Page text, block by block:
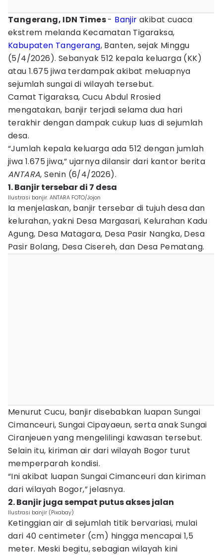
Tangerang, IDN Times- Banjir akibat cuaca
ekstrem melanda Kecamatan Tigaraksa,
Kabupaten Tangerang, Banten, sejak Minggu
(5/4/2026). Sebanyak 512 kepala keluarga (KK)
atau 1.675 jiwa terdampak akibat meluapnya
sejumlah sungai di wilayah tersebut.
Camat Tigaraksa, Cucu Abdul Rrosied
mengatakan, banjir terjadi selama dua hari
terakhir dengan dampak cukup luas di sejumlah
desa.
“Jumlah kepala keluarga ada 512 dengan jumlah
jiwa 1.675 jiwa,” ujarnya dilansir dari kantor berita
ANTARA, Senin (6/4/2026).
1. Banjir tersebar di 7 desa
Ilustrasi banjir. ANTARA FOTO/Jojon
Ia menjelaskan, banjir tersebar di tujuh desa dan
kelurahan, yakni Desa Margasari, Kelurahan Kadu
Agung, Desa Matagara, Desa Pasir Nangka, Desa
Pasir Bolang, Desa Cisereh, dan Desa Pematang.
Menurut Cucu, banjir disebabkan luapan Sungai
Cimanceuri, Sungai Cipayaeun, serta anak Sungai
Ciranjeuen yang mengelilingi kawasan tersebut.
Selain itu, kiriman air dari wilayah Bogor turut
memperparah kondisi.
“Ini akibat luapan Sungai Cimanceuri dan kiriman
dari wilayah Bogor,” jelasnya.
2. Banjir juga sempat putus akses jalan
Ilustrasi banjir (Pixabay)
Ketinggian air di sejumlah titik bervariasi, mulai
dari 40 centimeter (cm) hingga mencapai 1,5
meter. Meski begitu, sebagian wilayah kini